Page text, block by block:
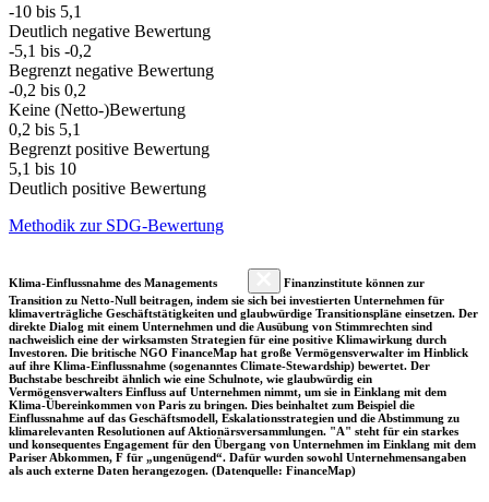
-10 bis 5,1
Deutlich negative Bewertung
-5,1 bis -0,2
Begrenzt negative Bewertung
-0,2 bis 0,2
Keine (Netto-)Bewertung
0,2 bis 5,1
Begrenzt positive Bewertung
5,1 bis 10
Deutlich positive Bewertung
Methodik zur SDG-Bewertung
Klima-Einflussnahme des Managements
Finanzinstitute können zur
Transition zu Netto-Null beitragen, indem sie sich bei investierten Unternehmen für
klimaverträgliche Geschäftstätigkeiten und glaubwürdige Transitionspläne einsetzen. Der
direkte Dialog mit einem Unternehmen und die Ausübung von Stimmrechten sind
nachweislich eine der wirksamsten Strategien für eine positive Klimawirkung durch
Investoren. Die britische NGO FinanceMap hat große Vermögensverwalter im Hinblick
auf ihre Klima-Einflussnahme (sogenanntes Climate-Stewardship) bewertet. Der
Buchstabe beschreibt ähnlich wie eine Schulnote, wie glaubwürdig ein
Vermögensverwalters Einfluss auf Unternehmen nimmt, um sie in Einklang mit dem
Klima-Übereinkommen von Paris zu bringen. Dies beinhaltet zum Beispiel die
Einflussnahme auf das Geschäftsmodell, Eskalationsstrategien und die Abstimmung zu
klimarelevanten Resolutionen auf Aktionärsversammlungen. "A" steht für ein starkes
und konsequentes Engagement für den Übergang von Unternehmen im Einklang mit dem
Pariser Abkommen, F für „ungenügend“. Dafür wurden sowohl Unternehmensangaben
als auch externe Daten herangezogen. (Datenquelle: FinanceMap)